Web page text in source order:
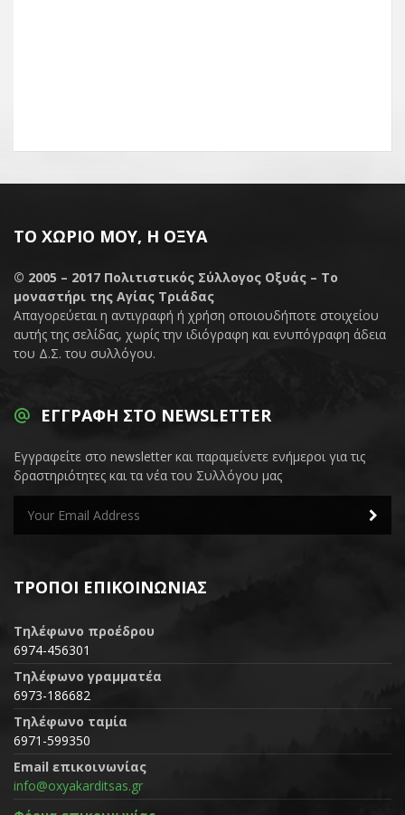
ΤΟ ΧΩΡΙΌ ΜΟΥ, Η ΟΞΥΆ
© 2005 – 2017 Πολιτιστικός Σύλλογος Οξυάς – Το
μοναστήρι της Αγίας Τριάδας
Απαγορεύεται η αντιγραφή ή χρήση οποιουδήποτε στοιχείου
αυτής της σελίδας, χωρίς την ιδιόγραφη και ενυπόγραφη άδεια
του Δ.Σ. του συλλόγου.
ΕΓΓΡΑΦΉ ΣΤΟ NEWSLETTER
Εγγραφείτε στο newsletter και παραμείνετε ενήμεροι για τις
δραστηριότητες και τα νέα του Συλλόγου μας
ΤΡΌΠΟΙ ΕΠΙΚΟΙΝΩΝΊΑΣ
Τηλέφωνο προέδρου
6974-456301
Τηλέφωνο γραμματέα
6973-186682
Τηλέφωνο ταμία
6971-599350
Email επικοινωνίας
info@oxyakarditsas.gr